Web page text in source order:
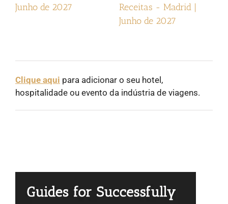
Junho de 2027
Receitas - Madrid |
Junho de 2027
Clique aqui para adicionar o seu hotel,
hospitalidade ou evento da indústria de viagens.